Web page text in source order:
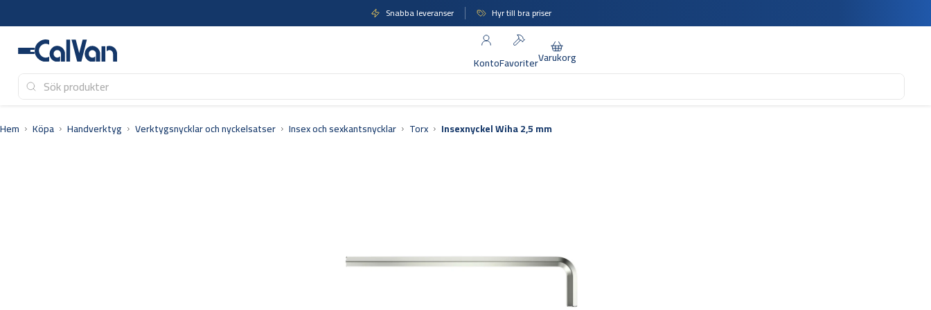
till
Snabba leveranser Hyr till bra priser
KontoFavoriterVarukorg
Hem Köpa Handverktyg Verktygsnycklar och nyckelsatser Insex och sexkantsnycklar Torx Insexnyckel Wiha 2,5 mm